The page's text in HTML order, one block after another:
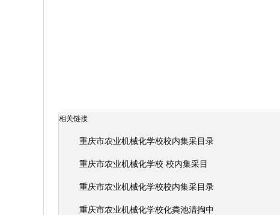
相关链接
重庆市农业机械化学校校内集采目录
重庆市农业机械化学校 校内集采目
重庆市农业机械化学校校内集采目录
重庆市农业机械化学校化粪池清掏中